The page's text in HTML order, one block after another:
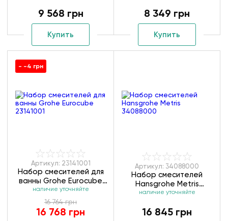
9 568 грн
Купить
8 349 грн
Купить
- -4 грн
Артикул: 23141001
Набор смесителей для
ванны Grohe Eurocube
23141001
наличие уточняйте
16 764 грн
16 768 грн
Артикул: 34088000
Набор смесителей
Hansgrohe Metris
34088000
наличие уточняйте
16 845 грн